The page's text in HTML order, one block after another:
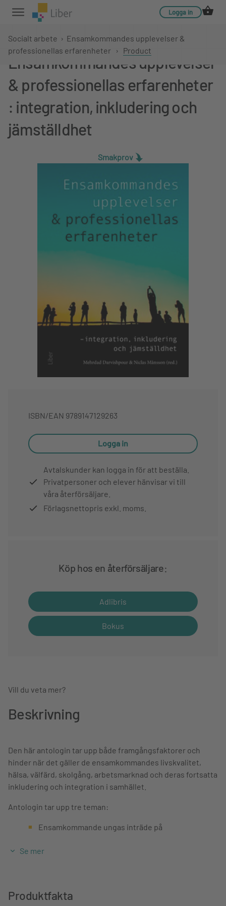
Logga in
Socialt arbete › Ensamkommandes upplevelser &
professionellas erfarenheter › Product
Ensamkommandes upplevelser
& professionellas erfarenheter
: integration, inkludering och
jämställdhet
Smakprov
Vill du veta mer?
Beskrivning
Den här antologin tar upp både framgångsfaktorer och
hinder när det gäller de ensamkommandes livskvalitet,
hälsa, välfärd, skolgång, arbetsmarknad och deras fortsatta
inkludering och integration i samhället.
Antologin tar upp tre teman:
Ensamkommande ungas inträde på
Ensamkommandes egna upplevelser av
utmaningar och möjligheter för ungdomarnas
Se mer
Produktfakta
ISBN/EAN 9789147129263
Logga in
Avtalskunder kan logga in för att beställa.
Privatpersoner och elever hänvisar vi till
våra återförsäljare.
Förlagsnettopris exkl. moms.
Köp hos en återförsäljare:
Adlibris
Bokus